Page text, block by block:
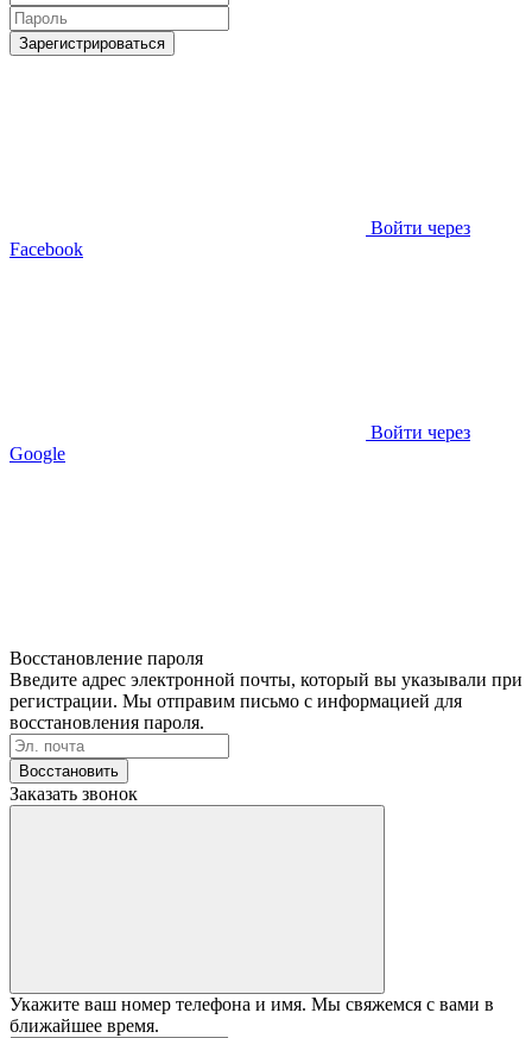
Зарегистрироваться
Войти через
Facebook
Войти через
Google
Восстановление пароля
Введите адрес электронной почты, который вы указывали при
регистрации. Мы отправим письмо с информацией для
восстановления пароля.
Восстановить
Заказать звонок
Укажите ваш номер телефона и имя. Мы свяжемся с вами в
ближайшее время.